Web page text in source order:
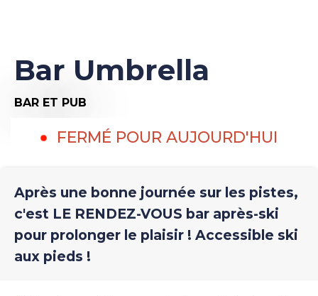
Bar Umbrella
BAR ET PUB
FERMÉ POUR AUJOURD'HUI
Après une bonne journée sur les pistes,
c'est LE RENDEZ-VOUS bar après-ski
pour prolonger le plaisir ! Accessible ski
aux pieds !